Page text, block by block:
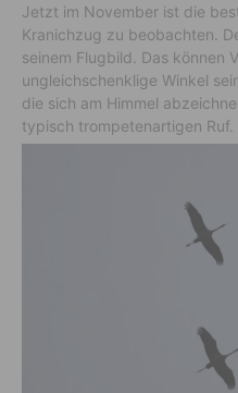
Jetzt im November ist die
Kranichzug zu beobachten.
seinem Flugbild. Das können
ungleichschenklige Winkel
die sich am Himmel
typisch trompetenartigen Ruf.